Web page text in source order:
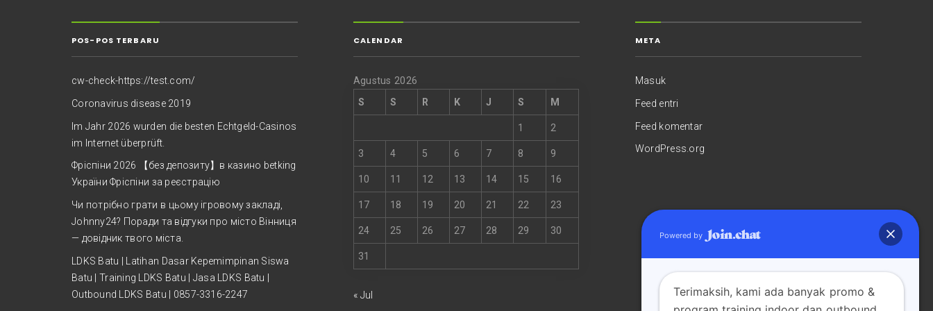
POS-POS TERBARU
cw-check-https://test.com/
Coronavirus disease 2019
Im Jahr 2026 wurden die besten Echtgeld-Casinos
im Internet überprüft.
Фріспіни 2026 【без депозиту】в казино betking
України ️Фріспіни за реєстрацію
Чи потрібно грати в цьому ігровому закладі,
Johnny24? Поради та відгуки про місто Вінниця
— довідник твого міста.
LDKS Batu | Latihan Dasar Kepemimpinan Siswa
Batu | Training LDKS Batu | Jasa LDKS Batu |
Outbound LDKS Batu | 0857-3316-2247
CALENDAR
Agustus 2026
S
S R K J S M
1 2
3 4 5 6 7 8 9
10 11 12 13 14 15 16
17 18 19 20 21 22 23
24 25 26 27 28 29 30
31
« Jul
META
Masuk
Feed entri
Feed komentar
WordPress.org
Powered by
Terimaksih, kami ada banyak promo &